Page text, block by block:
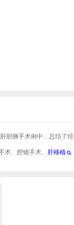
胰手术例中，总结了
、腔镜手术、 肝移植